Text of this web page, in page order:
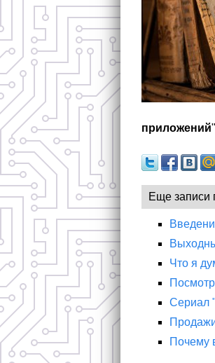
приложений
Еще записи
Что я
Сериал
Почему